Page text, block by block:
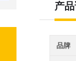
产
品牌